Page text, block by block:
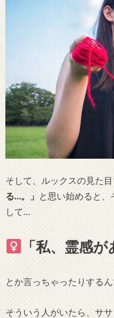
そして、ルックスの見た
る…。」 と思い始めると、
して…
「私、霊感
とか言っちゃったりする
そういう人がいたら、サ